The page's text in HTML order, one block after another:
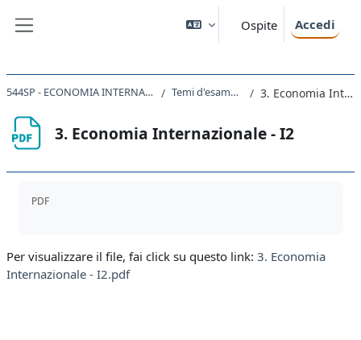
Ospite Accedi
544SP - ECONOMIA INTERNAZIONALE (AA 2022-2023) Temi d'esame AA 2019-2020 3. Economia Internazionale - I2
3. Economia Internazionale - I2
PDF
Per visualizzare il file, fai click su questo link: 3. Economia
Internazionale - I2.pdf